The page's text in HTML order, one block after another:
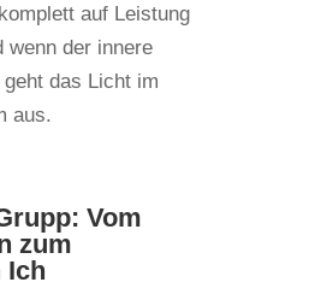
auf Leistung
wenn der innere
das Licht im
aus.
Vom
zum
Ich